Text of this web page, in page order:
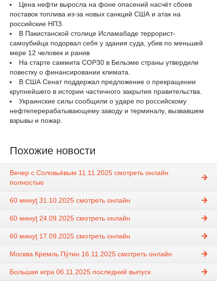
Цена нефти выросла на фоне опасений насчёт сбоев
поставок топлива из-за новых санкций США и атак на
российские НПЗ.
В Пакистанской столице Исламабаде террорист-
самоубийца подорвал себя у здания суда, убив по меньшей
мере 12 человек и ранив
На старте саммита COP30 в Бельэме страны утвердили
повестку о финансировании климата.
В США Сенат поддержал предложение о прекращении
крупнейшего в истории частичного закрытия правительства.
Украинские силы сообщили о ударе по российскому
нефтеперерабатывающему заводу и терминалу, вызвавшем
взрывы и пожар.
Похожие новости
Вечер с Соловьёвым 11.11.2025 смотреть онлайн
полностью
60 минуţ 31.10.2025 смотреть онлайн
60 минуţ 24.09.2025 смотреть онлайн
60 минуţ 17.09.2025 смотреть онлайн
Москва Кремль Пýтин 16.11.2025 смотреть онлайн
Большая игра 06.11.2025 последний выпуск